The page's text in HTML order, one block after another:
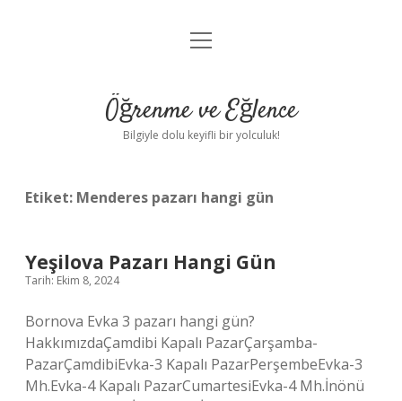
Anasayfa
Yasal Uyarı
menüyü
Öğrenme ve Eğlence
Bilgiyle dolu keyifli bir yolculuk!
Etiket: Menderes pazarı hangi gün
Yeşilova Pazarı Hangi Gün
Tarih: Ekim 8, 2024
Bornova Evka 3 pazarı hangi gün?
HakkımızdaÇamdibi Kapalı PazarÇarşamba-
PazarÇamdibiEvka-3 Kapalı PazarPerşembeEvka-3
Mh.Evka-4 Kapalı PazarCumartesiEvka-4 Mh.İnönü